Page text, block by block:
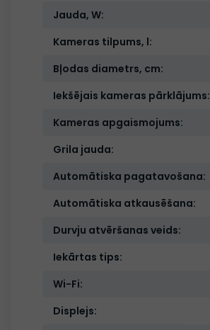
Jauda, W:
Kameras tilpums, l:
Bļodas diametrs, cm:
Iekšējais kameras pārklājums:
Kameras apgaismojums:
Grila jauda:
Automātiska pagatavošana:
Automātiska atkausēšana:
Durvju atvēršanas veids:
Iekārtas tips:
Wi-Fi:
Displejs: